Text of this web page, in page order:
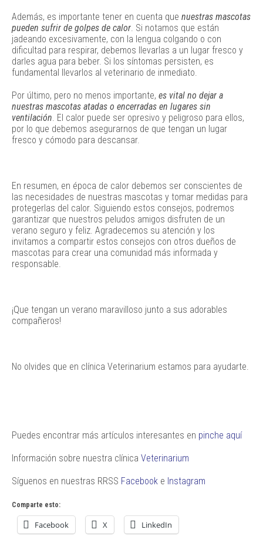
Además, es importante tener en cuenta que nuestras mascotas
pueden sufrir de golpes de calor. Si notamos que están
jadeando excesivamente, con la lengua colgando o con
dificultad para respirar, debemos llevarlas a un lugar fresco y
darles agua para beber. Si los síntomas persisten, es
fundamental llevarlos al veterinario de inmediato.
Por último, pero no menos importante, es vital no dejar a
nuestras mascotas atadas o encerradas en lugares sin
ventilación. El calor puede ser opresivo y peligroso para ellos,
por lo que debemos asegurarnos de que tengan un lugar
fresco y cómodo para descansar.
En resumen, en época de calor debemos ser conscientes de
las necesidades de nuestras mascotas y tomar medidas para
protegerlas del calor. Siguiendo estos consejos, podremos
garantizar que nuestros peludos amigos disfruten de un
verano seguro y feliz. Agradecemos su atención y los
invitamos a compartir estos consejos con otros dueños de
mascotas para crear una comunidad más informada y
responsable.
¡Que tengan un verano maravilloso junto a sus adorables
compañeros!
No olvides que en clínica Veterinarium estamos para ayudarte.
Puedes encontrar más artículos interesantes en pinche aquí
Información sobre nuestra clínica Veterinarium
Síguenos en nuestras RRSS Facebook e Instagram
Comparte esto:
Facebook X LinkedIn